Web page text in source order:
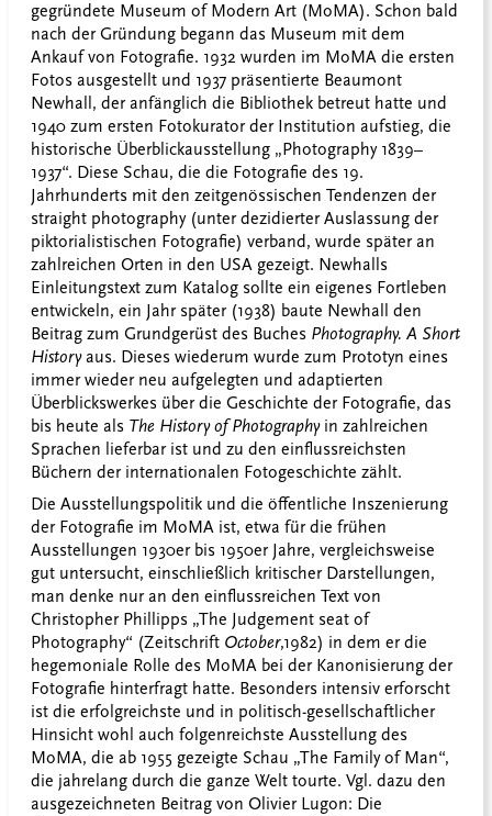
gegründete Museum of Modern Art (MoMA). Schon bald
nach der Gründung begann das Museum mit dem
Ankauf von Fotografie. 1932 wurden im MoMA die ersten
Fotos ausgestellt und 1937 präsentierte Beaumont
Newhall, der anfänglich die Bibliothek betreut hatte und
1940 zum ersten Fotokurator der Institution aufstieg, die
historische Überblickausstellung „Photography 1839–
1937“. Diese Schau, die die Fotografie des 19.
Jahrhunderts mit den zeitgenössischen Tendenzen der
straight photography (unter dezidierter Auslassung der
piktorialistischen Fotografie) verband, wurde später an
zahlreichen Orten in den USA gezeigt. Newhalls
Einleitungstext zum Katalog sollte ein eigenes Fortleben
entwickeln, ein Jahr später (1938) baute Newhall den
Beitrag zum Grundgerüst des Buches Photography. A Short
Historyaus. Dieses wiederum wurde zum Prototyn eines
immer wieder neu aufgelegten und adaptierten
Überblickswerkes über die Geschichte der Fotografie, das
bis heute als The History of Photographyin zahlreichen
Sprachen lieferbar ist und zu den einflussreichsten
Büchern der internationalen Fotogeschichte zählt.
Die Ausstellungspolitik und die öffentliche Inszenierung
der Fotografie im MoMA ist, etwa für die frühen
Ausstellungen 1930er bis 1950er Jahre, vergleichsweise
gut untersucht, einschließlich kritischer Darstellungen,
man denke nur an den einflussreichen Text von
Christopher Phillipps „The Judgement seat of
Photography“ (Zeitschrift October,1982) in dem er die
hegemoniale Rolle des MoMA bei der Kanonisierung der
Fotografie hinterfragt hatte. Besonders intensiv erforscht
ist die erfolgreichste und in politisch-gesellschaftlicher
Hinsicht wohl auch folgenreichste Ausstellung des
MoMA, die ab 1955 gezeigte Schau „The Family of Man“,
die jahrelang durch die ganze Welt tourte. Vgl. dazu den
ausgezeichneten Beitrag von Olivier Lugon: Die